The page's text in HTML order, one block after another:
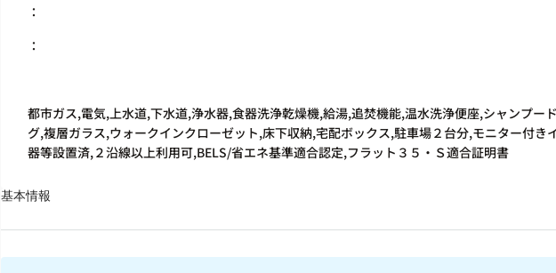
：
：
都市ガス,電気,上水道,下水道,浄水器,食器洗浄乾燥機,給湯,追焚機能,温水洗浄便座,シャンプー
グ,複層ガラス,ウォークインクローゼット,床下収納,宅配ボックス,駐車場２台分,モニター付き
器等設置済,２沿線以上利用可,BELS/省エネ基準適合認定,フラット３５・Ｓ適合証明書
基本情報